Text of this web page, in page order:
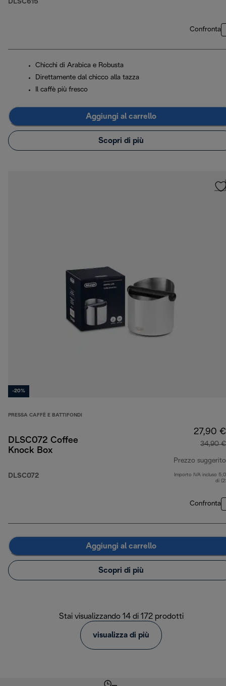
DLSC615
Confronta
Chicchi di Arabica e Robusta
Direttamente dal chicco alla tazza
Il caffè più fresco
Aggiungi al carrello
Scopri di più
-20%
PRESSA CAFFÈ E BATTIFONDI
DLSC072 Coffee
Knock Box
DLSC072
27,90 €
34,90 €
Prezzo suggerito
Importo IVA incluso
di
Confronta
Aggiungi al carrello
Scopri di più
Stai visualizzando 14 di 172 prodotti
visualizza di più